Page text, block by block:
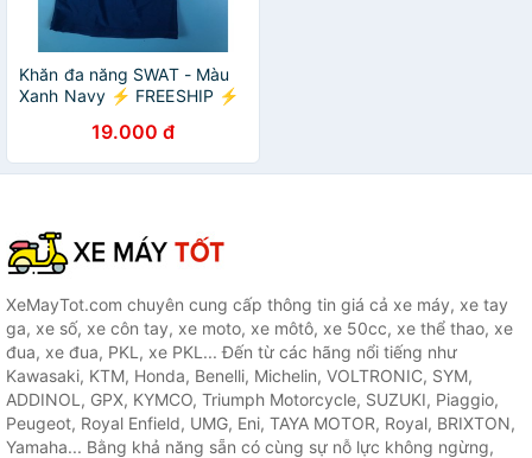
Khăn đa năng SWAT - Màu
Xanh Navy ⚡ FREESHIP ⚡
19.000 đ
XeMayTot.com chuyên cung cấp thông tin giá cả xe máy, xe tay
ga, xe số, xe côn tay, xe moto, xe môtô, xe 50cc, xe thể thao, xe
đua, xe đua, PKL, xe PKL... Đến từ các hãng nổi tiếng như
Kawasaki, KTM, Honda, Benelli, Michelin, VOLTRONIC, SYM,
ADDINOL, GPX, KYMCO, Triumph Motorcycle, SUZUKI, Piaggio,
Peugeot, Royal Enfield, UMG, Eni, TAYA MOTOR, Royal, BRIXTON,
Yamaha... Bằng khả năng sẵn có cùng sự nỗ lực không ngừng,